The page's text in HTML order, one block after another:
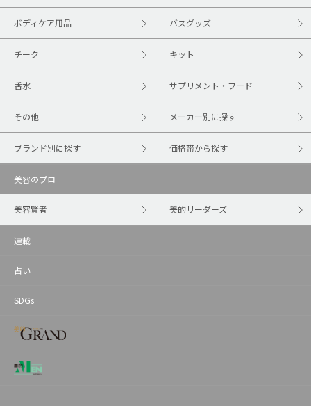
ボディケア用品 バスグッズ
チーク キット
香水 サプリメント・フード
その他 メーカー別に探す
ブランド別に探す 価格帯から探す
美容のプロ
美容賢者 美的リーダーズ
連載
占い
SDGs